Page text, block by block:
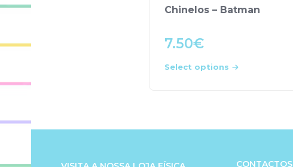
Chinelos – Batman
7.50€
Select options
CONTACTOS